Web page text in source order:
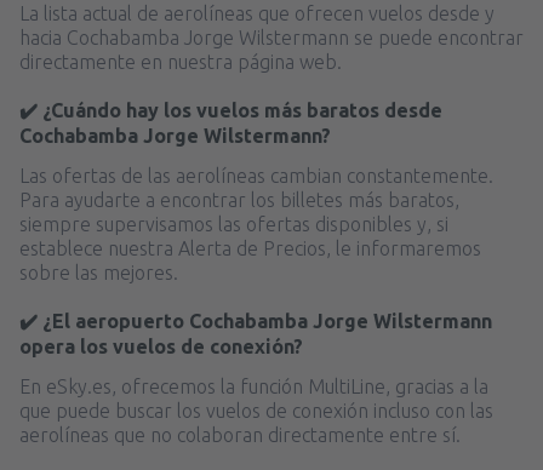
La lista actual de aerolíneas que ofrecen vuelos desde y
hacia Cochabamba Jorge Wilstermann se puede encontrar
directamente en nuestra página web.
✔️ ¿Cuándo hay los vuelos más baratos desde
Cochabamba Jorge Wilstermann?
Las ofertas de las aerolíneas cambian constantemente.
Para ayudarte a encontrar los billetes más baratos,
siempre supervisamos las ofertas disponibles y, si
establece nuestra Alerta de Precios, le informaremos
sobre las mejores.
✔️ ¿El aeropuerto Cochabamba Jorge Wilstermann
opera los vuelos de conexión?
En eSky.es, ofrecemos la función MultiLine, gracias a la
que puede buscar los vuelos de conexión incluso con las
aerolíneas que no colaboran directamente entre sí.